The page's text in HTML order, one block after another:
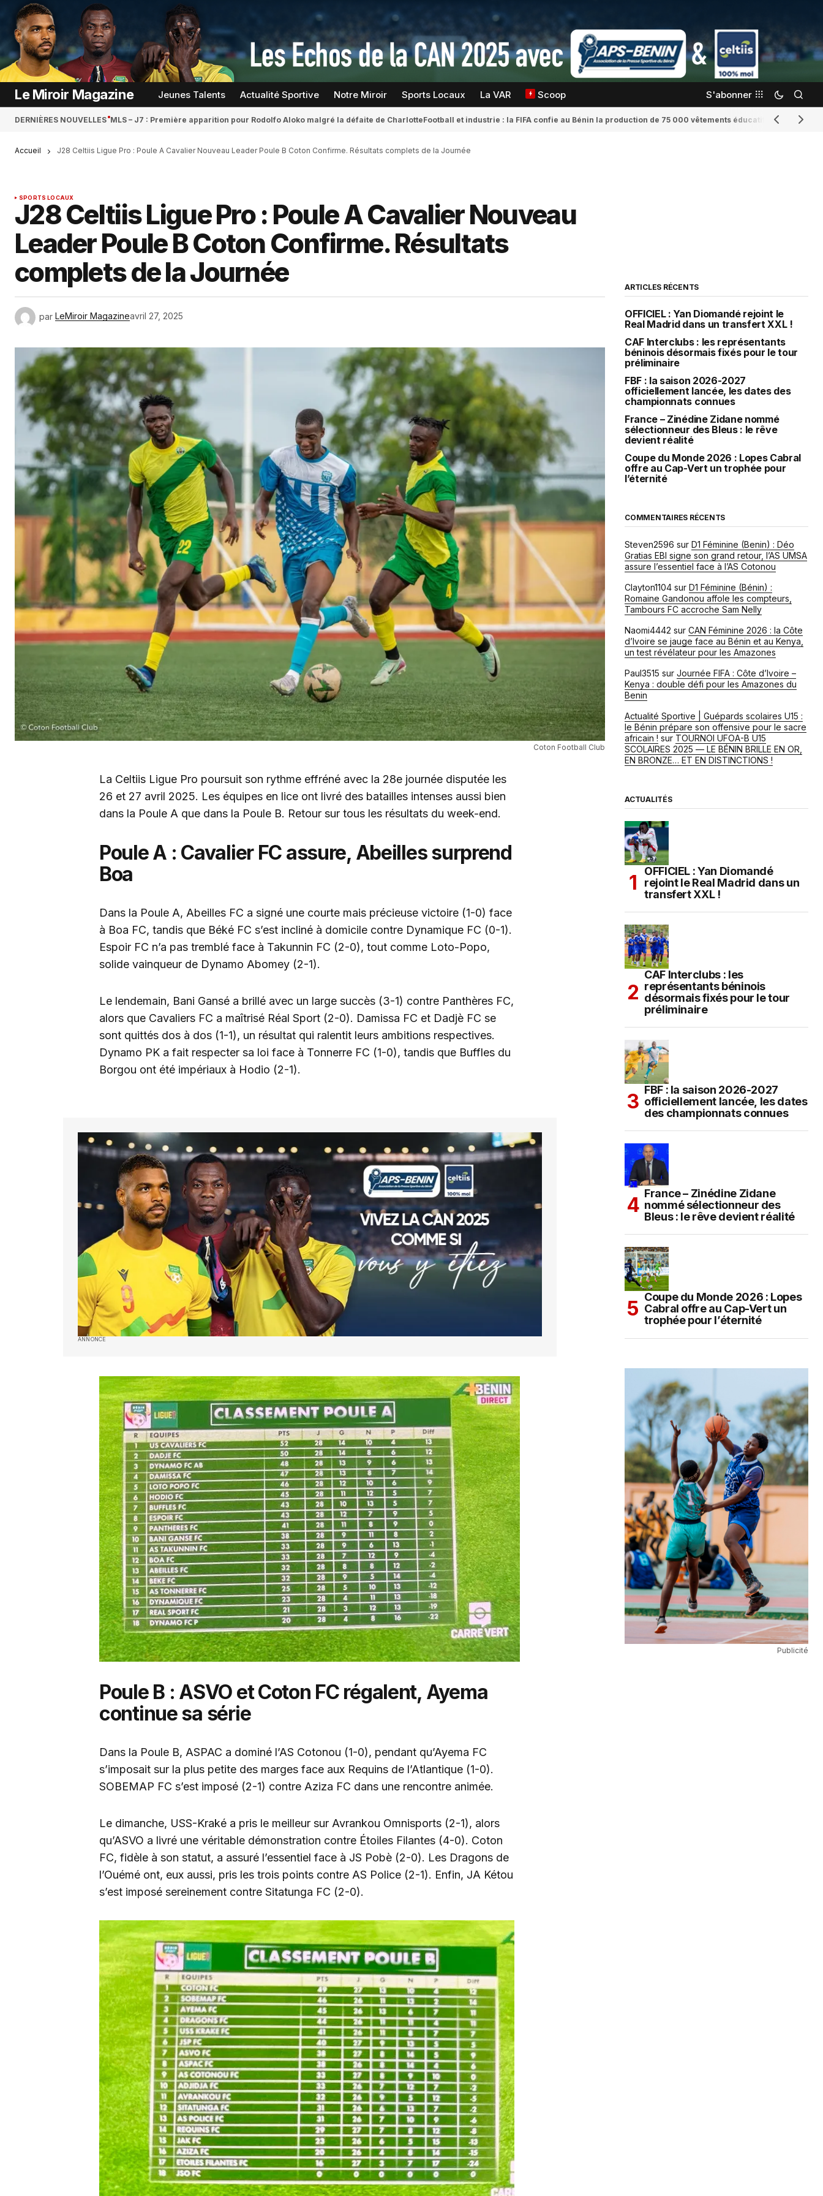
Le Miroir Magazine Jeunes Talents Actualité Sportive Notre Miroir Sports Locaux La VAR Scoop S'abonner
DERNIÈRES NOUVELLES MLS – J7 : Première apparition pour Rodolfo Aloko malgré la défaite de CharlotteFootball et industrie : la FIFA confie au Bénin la production de 75 000 vêtements éducatifs Romaine
Accueil J28 Celtiis Ligue Pro : Poule A Cavalier Nouveau Leader Poule B Coton Confirme. Résultats complets de la Journée
SPORTS LOCAUX
J28 Celtiis Ligue Pro : Poule A Cavalier Nouveau
Leader Poule B Coton Confirme. Résultats
complets de la Journée
par LeMiroir Magazineavril 27, 2025
Coton Football Club
La Celtiis Ligue Pro poursuit son rythme effréné avec la 28e journée disputée les
26 et 27 avril 2025. Les équipes en lice ont livré des batailles intenses aussi bien
dans la Poule A que dans la Poule B. Retour sur tous les résultats du week-end.
Poule A : Cavalier FC assure, Abeilles surprend
Boa
Dans la Poule A, Abeilles FC a signé une courte mais précieuse victoire (1-0) face
à Boa FC, tandis que Béké FC s’est incliné à domicile contre Dynamique FC (0-1).
Espoir FC n’a pas tremblé face à Takunnin FC (2-0), tout comme Loto-Popo,
solide vainqueur de Dynamo Abomey (2-1).
Le lendemain, Bani Gansé a brillé avec un large succès (3-1) contre Panthères FC,
alors que Cavaliers FC a maîtrisé Réal Sport (2-0). Damissa FC et Dadjè FC se
sont quittés dos à dos (1-1), un résultat qui ralentit leurs ambitions respectives.
Dynamo PK a fait respecter sa loi face à Tonnerre FC (1-0), tandis que Buffles du
Borgou ont été impériaux à Hodio (2-1).
ANNONCE
Poule B : ASVO et Coton FC régalent, Ayema
continue sa série
Dans la Poule B, ASPAC a dominé l’AS Cotonou (1-0), pendant qu’Ayema FC
s’imposait sur la plus petite des marges face aux Requins de l’Atlantique (1-0).
SOBEMAP FC s’est imposé (2-1) contre Aziza FC dans une rencontre animée.
Le dimanche, USS-Kraké a pris le meilleur sur Avrankou Omnisports (2-1), alors
qu’ASVO a livré une véritable démonstration contre Étoiles Filantes (4-0). Coton
FC, fidèle à son statut, a assuré l’essentiel face à JS Pobè (2-0). Les Dragons de
l’Ouémé ont, eux aussi, pris les trois points contre AS Police (2-1). Enfin, JA Kétou
s’est imposé sereinement contre Sitatunga FC (2-0).
ARTICLES RÉCENTS
OFFICIEL : Yan Diomandé rejoint le
Real Madrid dans un transfert XXL !
CAF Interclubs : les représentants
béninois désormais fixés pour le tour
préliminaire
FBF : la saison 2026-2027
officiellement lancée, les dates des
championnats connues
France – Zinédine Zidane nommé
sélectionneur des Bleus : le rêve
devient réalité
Coupe du Monde 2026 : Lopes Cabral
offre au Cap-Vert un trophée pour
l’éternité
COMMENTAIRES RÉCENTS
Steven2596 sur D1 Féminine (Benin) : Déo
Gratias EBI signe son grand retour, l’AS UMSA
assure l’essentiel face à l’AS Cotonou
Clayton1104 sur D1 Féminine (Bénin) :
Romaine Gandonou affole les compteurs,
Tambours FC accroche Sam Nelly
Naomi4442 sur CAN Féminine 2026 : la Côte
d’Ivoire se jauge face au Bénin et au Kenya,
un test révélateur pour les Amazones
Paul3515 sur Journée FIFA : Côte d’Ivoire –
Kenya : double défi pour les Amazones du
Benin
Actualité Sportive | Guépards scolaires U15 :
le Bénin prépare son offensive pour le sacre
africain ! sur TOURNOI UFOA-B U15
SCOLAIRES 2025 — LE BÉNIN BRILLE EN OR,
EN BRONZE… ET EN DISTINCTIONS !
ACTUALITÉS
OFFICIEL : Yan Diomandé
rejoint le Real Madrid dans un
transfert XXL !
CAF Interclubs : les
représentants béninois
désormais fixés pour le tour
préliminaire
FBF : la saison 2026-2027
officiellement lancée, les dates
des championnats connues
France – Zinédine Zidane
nommé sélectionneur des
Bleus : le rêve devient réalité
Coupe du Monde 2026 : Lopes
Cabral offre au Cap-Vert un
trophée pour l’éternité
Publicité